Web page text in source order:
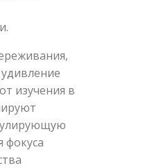
изучения в
фокуса